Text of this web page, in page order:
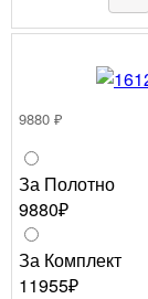
9880 ₽
За Полотно
9880₽
За Комплект
11955₽